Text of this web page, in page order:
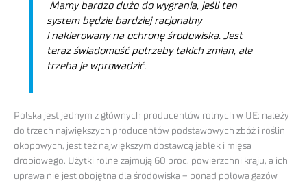
Mamy bardzo dużo do wygrania, jeśli ten
system będzie bardziej racjonalny
i nakierowany na ochronę środowiska. Jest
teraz świadomość potrzeby takich zmian, ale
trzeba je wprowadzić.
Polska jest jednym z głównych producentów rolnych w UE: należy
do trzech największych producentów podstawowych zbóż i roślin
okopowych, jest też największym dostawcą jabłek i mięsa
drobiowego. Użytki rolne zajmują 60 proc. powierzchni kraju, a ich
uprawa nie jest obojętna dla środowiska – ponad połowa gazów